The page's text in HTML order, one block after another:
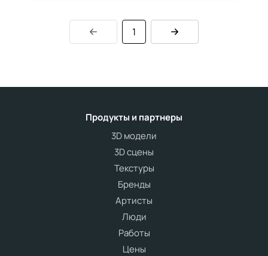
1
Продукты и партнеры
3D модели
3D сцены
Текстуры
Бренды
Артисты
Люди
Работы
Цены